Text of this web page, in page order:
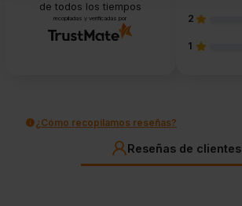
de todos los tiempos
recopiladas y verificadas por 2
1
¿Cómo recopilamos reseñas?
Reseñas de clientes